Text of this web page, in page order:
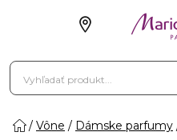
Vône Dámske parfumy